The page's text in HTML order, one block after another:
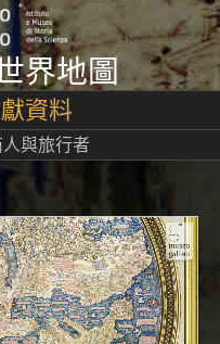
界地圖
資料
人與旅行者